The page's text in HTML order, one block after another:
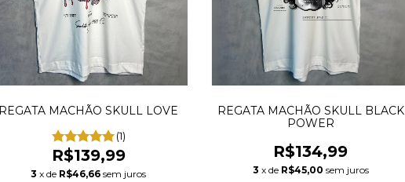
REGATA MACHÃO SKULL LOVE
(1)
R$139,99
3 x de R$46,66 sem juros
REGATA MACHÃO SKULL BLACK
POWER
R$134,99
3 x de R$45,00 sem juros